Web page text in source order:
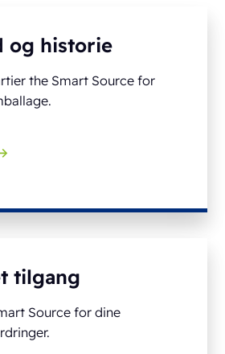
og historie
the Smart Source for
tilgang
Source for dine